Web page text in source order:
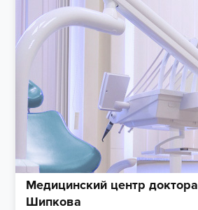
Медицинский центр доктора
Шипкова